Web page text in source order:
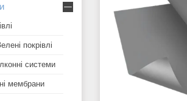
покрівлі
системи
мембрани